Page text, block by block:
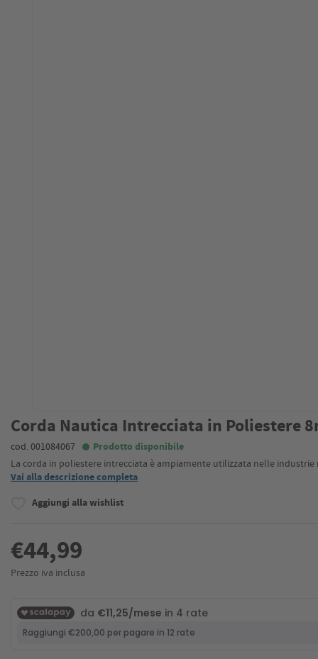
Corda Nautica Intrecciata in Poliestere
cod. 001084067 Prodotto disponibile
La corda in poliestere intrecciata è ampiamente utilizzata nelle
Vai alla descrizione completa
Aggiungi alla wishlist
€44,99
Prezzo iva inclusa